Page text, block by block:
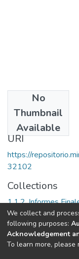
No
Thumbnail
Available
1998
URI
https://
32102
Collections
1.1.2. Informes
Full item page
DSpace software
We collect and
following purposes:
Acknowledgement
To learn more, please